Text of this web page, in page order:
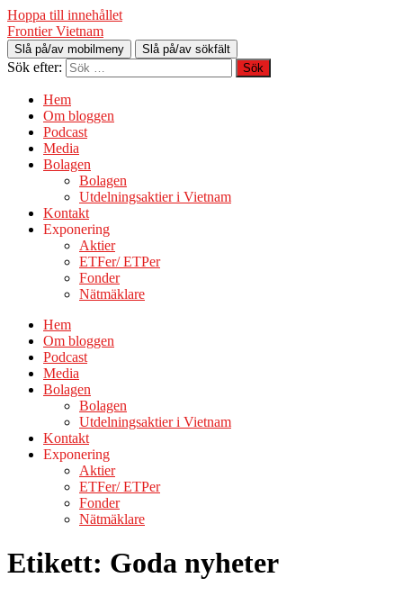
Hoppa till innehållet
Frontier Vietnam
Slå på/av mobilmeny Slå på/av sökfält
Sök efter:
Hem
Om bloggen
Podcast
Media
Bolagen
Bolagen
Utdelningsaktier i Vietnam
Kontakt
Exponering
Aktier
ETFer/ ETPer
Fonder
Nätmäklare
Hem
Om bloggen
Podcast
Media
Bolagen
Bolagen
Utdelningsaktier i Vietnam
Kontakt
Exponering
Aktier
ETFer/ ETPer
Fonder
Nätmäklare
Etikett: Goda nyheter